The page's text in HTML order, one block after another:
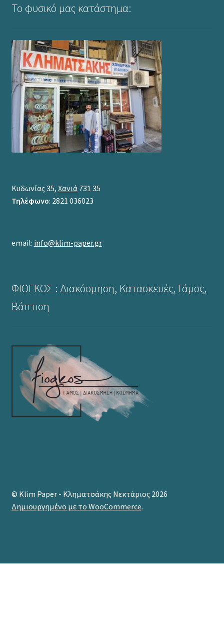
Το φυσικό μας κατάστημα:
Κυδωνίας 35, Χανιά731 35
Τηλέφωνο: 2821 036023
email: info@klim-paper.gr
ΦΙΟΓΚΟΣ : Διακόσμηση, Κατασκευές, Γάμος,
Βάπτιση
© Klim Paper - Κληματσάκης Νεκτάριος 2026
Δημιουργημένο με το WooCommerce.